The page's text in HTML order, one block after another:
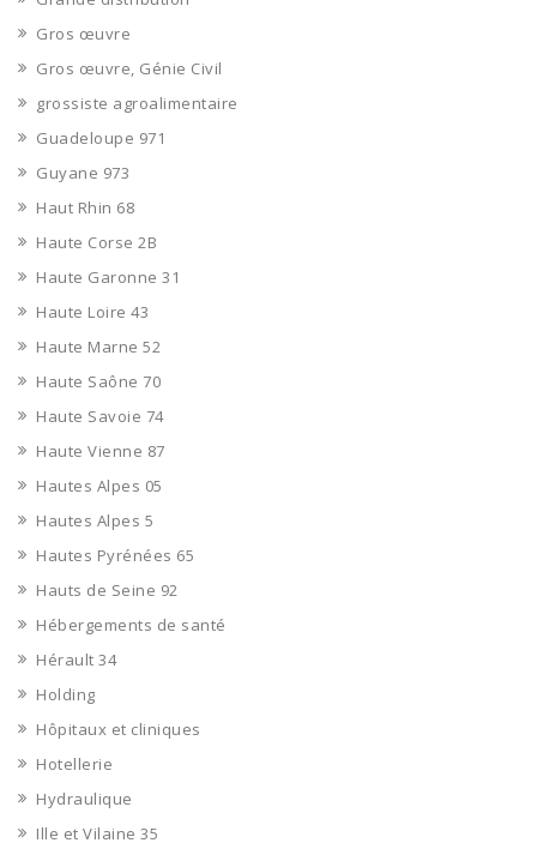
Gros œuvre
Gros œuvre, Génie Civil
grossiste agroalimentaire
Guadeloupe 971
Guyane 973
Haut Rhin 68
Haute Corse 2B
Haute Garonne 31
Haute Loire 43
Haute Marne 52
Haute Saône 70
Haute Savoie 74
Haute Vienne 87
Hautes Alpes 05
Hautes Alpes 5
Hautes Pyrénées 65
Hauts de Seine 92
Hébergements de santé
Hérault 34
Holding
Hôpitaux et cliniques
Hotellerie
Hydraulique
Ille et Vilaine 35